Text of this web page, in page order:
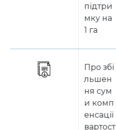
підтри
мку на
1 га
Про збі
льшен
ня сум
и комп
енсації
вартост